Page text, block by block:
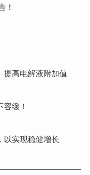
！
高电解液附加值
缓！
以实现稳健增长